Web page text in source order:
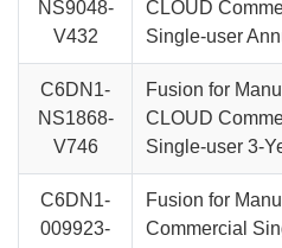
NS9048-
V432
CLOUD
Single-user
C6DN1-
NS1868-
V746
Fusion for
CLOUD
Single-user 3-
C6DN1-
009923-
Fusion for
Commercial